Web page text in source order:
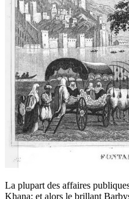
La plupart des affaires
Khana; et alors le brillant